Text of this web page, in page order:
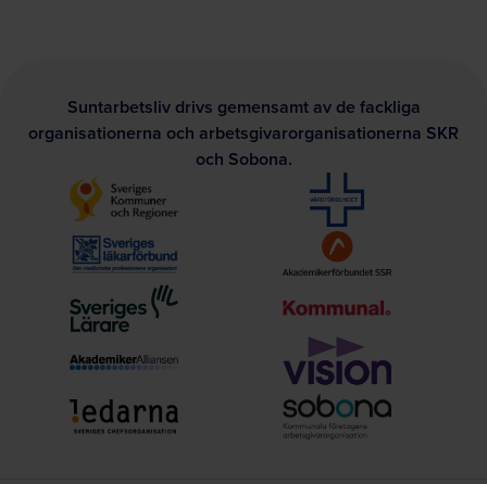
Suntarbetsliv drivs gemensamt av de fackliga
organisationerna och arbetsgivarorganisationerna SKR
och Sobona.